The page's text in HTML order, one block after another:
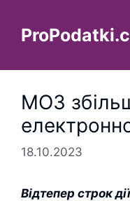
вмісту
МОЗ
18.10.2023
Відтепер строк